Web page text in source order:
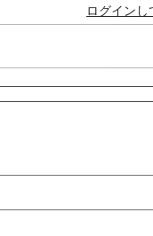
ログインし